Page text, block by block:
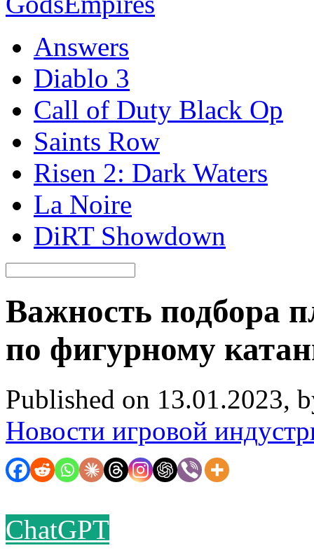
Answers
Diablo 3
Call of Duty Black Op
Saints Row
Risen 2: Dark Waters
La Noire
DiRT Showdown
Важность подбора
по фигурному
Published on 13.01.2023,
Новости игровой
ChatGPT